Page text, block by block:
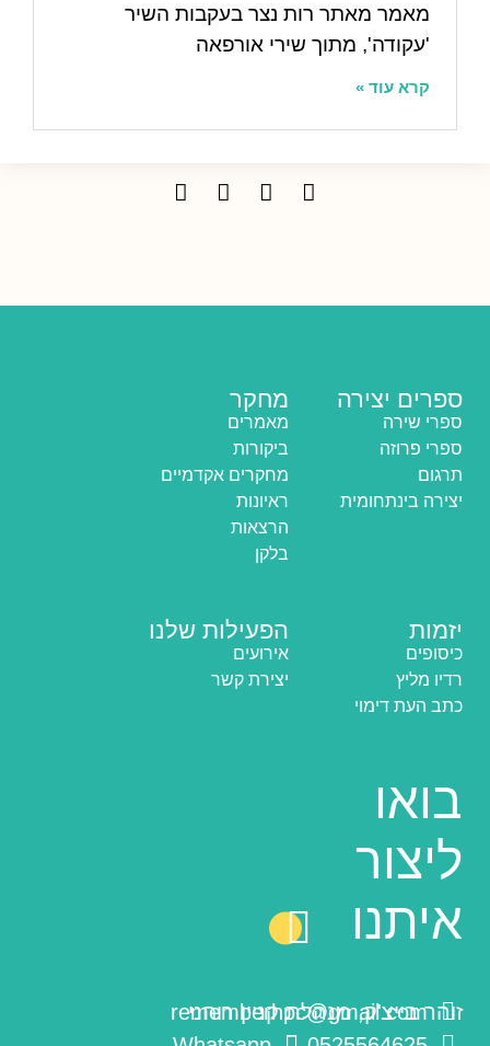
מאמר מאתר רות נצר בעקבות השיר
'עקודה', מתוך שירי אורפאה
קרא עוד »
ספרים יצירה
ספרי שירה
ספרי פרוזה
תרגום
יצירה בינתחומית
מחקר
מאמרים
ביקורות
מחקרים אקדמיים
ראיונות
הרצאות
בלקן
יזמות
כיסופים
רדיו מליץ
כתב העת דימוי
הפעילות שלנו
אירועים
יצירת קשר
בואו
ליצור
איתנו
זוהר בייצ'ק, מנהלת קניין רוחני
rememberhpc@gmail.com